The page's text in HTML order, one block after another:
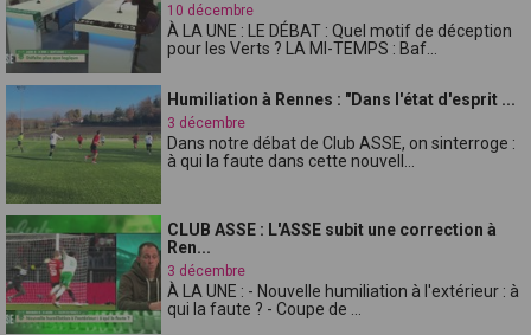
10 décembre
À LA UNE : LE DÉBAT : Quel motif de déception
pour les Verts ? LA MI-TEMPS : Baf...
Humiliation à Rennes : "Dans l'état d'esprit ...
3 décembre
Dans notre débat de Club ASSE, on sinterroge :
à qui la faute dans cette nouvell...
CLUB ASSE : L'ASSE subit une correction à
Ren...
3 décembre
À LA UNE : - Nouvelle humiliation à l'extérieur : à
qui la faute ? - Coupe de ...